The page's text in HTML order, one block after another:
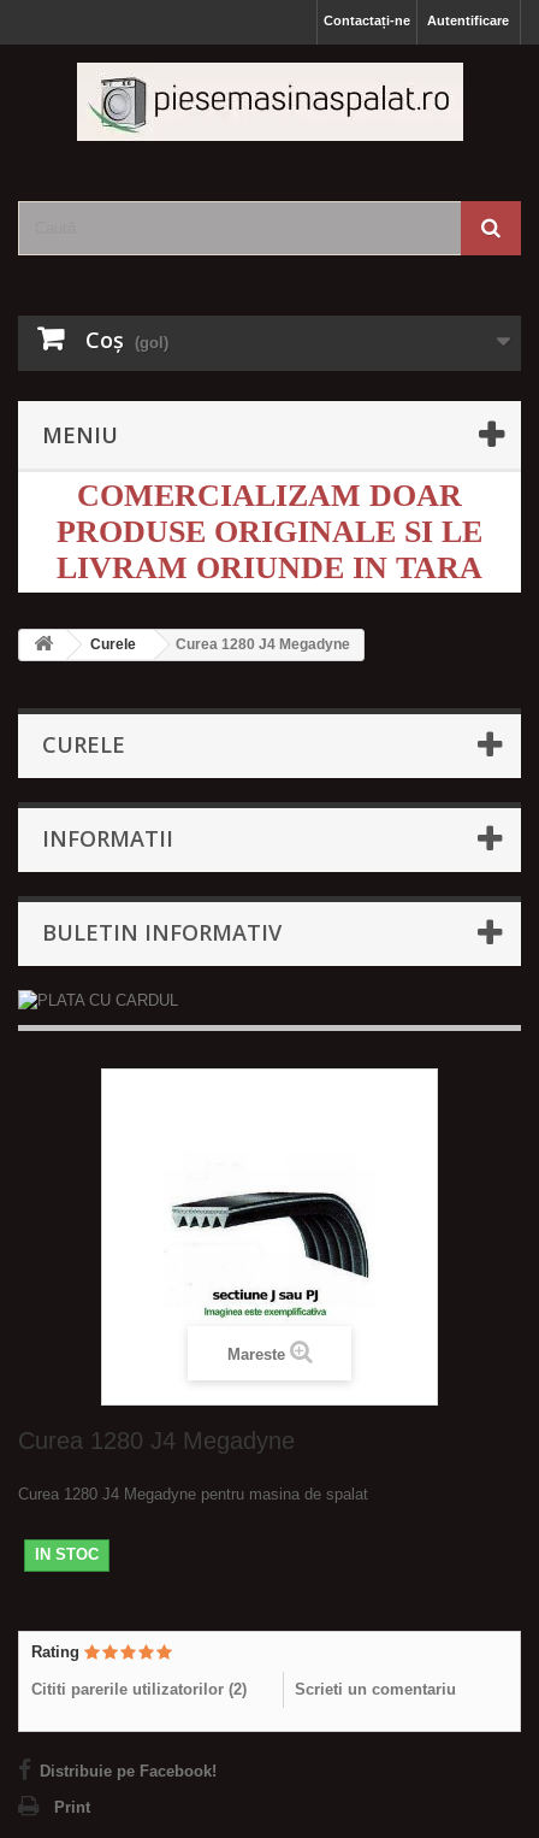
Autentificare
Contactați-ne
Coş (gol)
MENIU
COMERCIALIZAM DOAR
PRODUSE ORIGINALE SI LE
LIVRAM ORIUNDE IN TARA
Curele Curea 1280 J4 Megadyne
CURELE
INFORMATII
BULETIN INFORMATIV
Mareste
Curea 1280 J4 Megadyne
Curea 1280 J4 Megadyne pentru masina de spalat
IN STOC
Rating
Cititi parerile utilizatorilor (2) Scrieti un comentariu
Distribuie pe Facebook!
Print